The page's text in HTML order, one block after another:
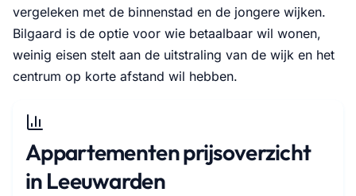
vergeleken met de binnenstad en de jongere wijken.
Bilgaard is de optie voor wie betaalbaar wil wonen,
weinig eisen stelt aan de uitstraling van de wijk en het
centrum op korte afstand wil hebben.
Appartementen prijsoverzicht
in Leeuwarden